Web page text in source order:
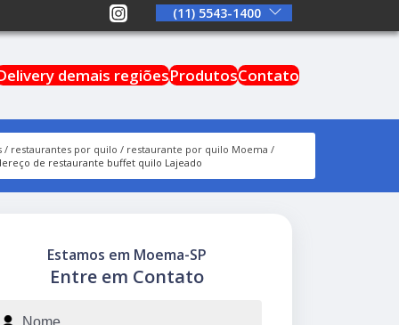
(11) 5543-1400
demais regiõesProdutosContato
restaurantes por quilo
restaurante por quilo Moema
de restaurante buffet quilo Lajeado
Entre em Contato
Estamos em Moema-SP